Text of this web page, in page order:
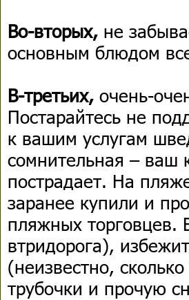
Во-вторых, не
основным блюдом
В-третьих, очень-
Постарайтесь не
к вашим услугам
сомнительная – ваш
пострадает. На
заранее купили и
пляжных торговцев.
втридорога),
(неизвестно,
трубочки и прочую